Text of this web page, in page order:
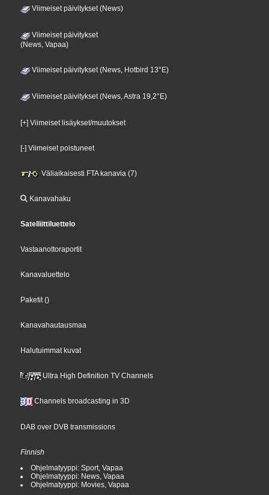
Viimeiset päivitykset (News)
Viimeiset päivitykset
(News, Vapaa)
Viimeiset päivitykset (News, Hotbird 13°E)
Viimeiset päivitykset (News, Astra 19,2°E)
[+] Viimeiset lisäykset/muutokset
[-] Viimeiset poistuneet
Väliaikaisesti FTA kanavia (7)
Kanavahaku
Satelliittiluettelo
Vastaanottoraportit
Kanavaluettelo
Paketit()
Kanavahautausmaa
Halutuimmat kuvat
Ultra High Definition TV Channels
Channels broadcasting in 3D
DAB over DVB transmissions
Finnish
Ohjelmatyyppi: Sport, Vapaa
Ohjelmatyyppi: News, Vapaa
Ohjelmatyyppi: Movies, Vapaa